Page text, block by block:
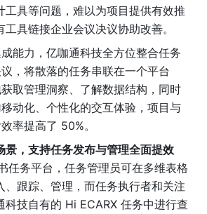
工具等问题，难以为项目提供有效推
具链接企业会议决议协助改善。
能力，亿咖通科技全方位整合任务
，将散落的任务串联在一个平台
取管理洞察、了解数据结构，同时
动化、个性化的交互体验，项目与
率提高了 50%。
景，支持任务发布与管理全面提效
任务平台，任务管理员可在多维表格
、跟踪、管理，而任务执行者和关注
科技自有的 Hi ECARX 任务中进行查